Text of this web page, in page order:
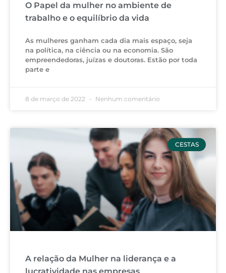
O Papel da mulher no ambiente de
trabalho e o equilíbrio da vida
As mulheres ganham cada dia mais espaço, seja
na política, na ciência ou na economia. São
empreendedoras, juízas e doutoras. Estão por toda
parte e
8 de março de 2022 Nenhum comentário
CESTAS
A relação da Mulher na liderança e a